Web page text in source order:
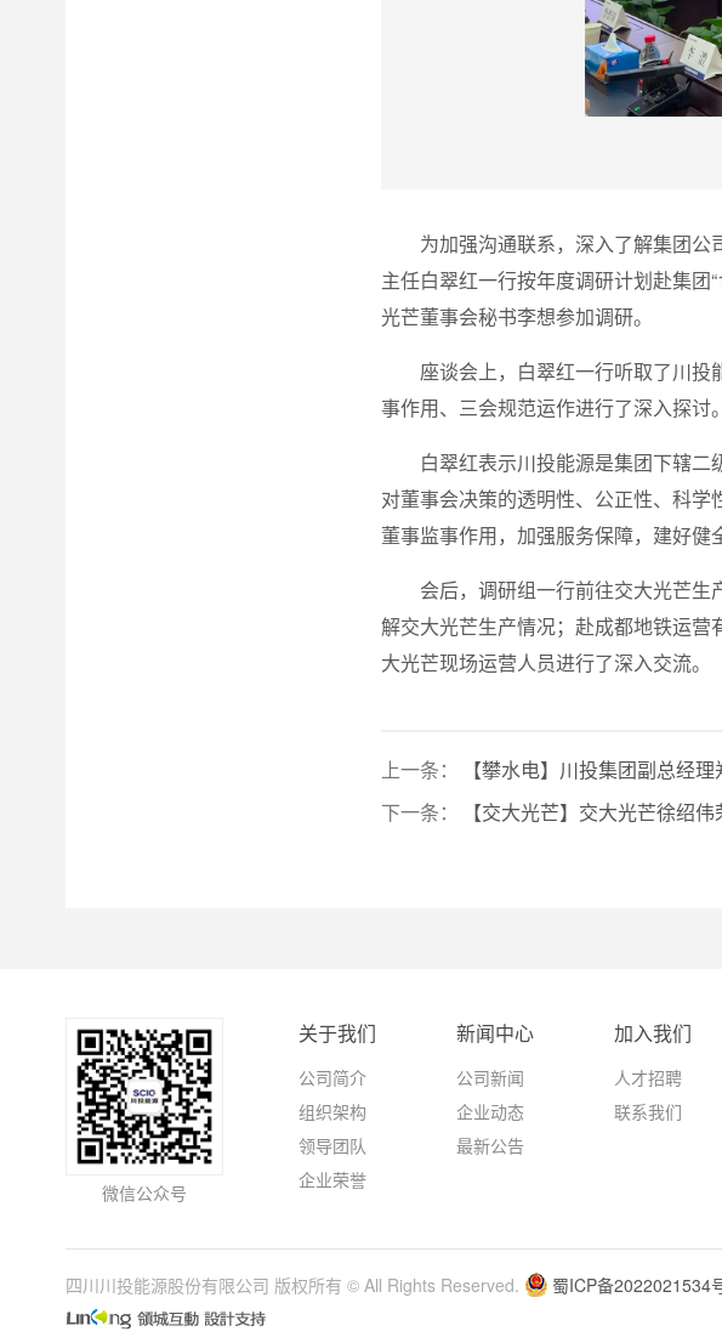
为加强沟通联系，深入了解集团
主任白翠红一行按年度调研计划赴集团
光芒董事会秘书李想参加调研。
座谈会上，白翠红一行听取了川
事作用、三会规范运作进行了深入探讨。
白翠红表示川投能源是集团下辖
对董事会决策的透明性、公正性、科
董事监事作用，加强服务保障，建好健
会后，调研组一行前往交大光芒
解交大光芒生产情况；赴成都地铁运
大光芒现场运营人员进行了深入交流。
上一条：
【攀水电】川投集团副总经
下一条：
【交大光芒】交大光芒徐绍
微信公众号
关于我们
公司简介
组织架构
领导团队
企业荣誉
新闻中心
公司新闻
企业动态
最新公告
加入我们
人才招聘
联系我们
四川川投能源股份有限公司 版权所有 © All Rights Reserved. 蜀ICP备2022021534